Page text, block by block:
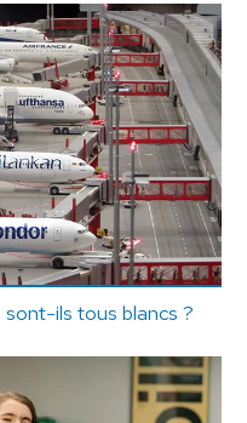
sont-ils tous blancs ?